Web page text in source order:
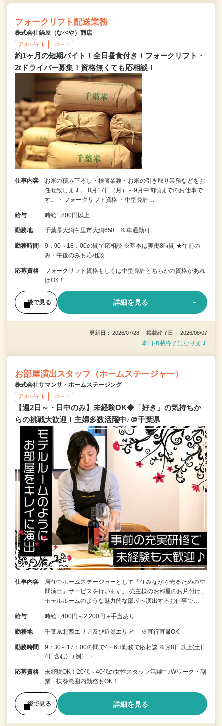
フォークリフト配送業務
株式会社鍋屋（なべや）商店
アルバイト パート
約1ヶ月の短期バイト！全日昼食付き！フォークリフト・
2tドライバー募集！資格無くても応相談！
仕事内容
お米の積み下ろし・検査業務・お米の引き取り業務などをお
任せ致します。 8月17日（月）～9月中旬頃までのお仕事で
す。 ・フォークリフト資格 ・中型免許…
給与 時給1,800円以上
勤務地 千葉県大網白里市大網650 ※車通勤可
勤務時間
9：00～18：00の間で応相談 ※基本は実働8時間 ★午前の
み・午後のみも応相談…
応募資格
フォークリフト資格もしくは中型免許どちらかの資格があれ
ばOK！
後で見る 詳細を見る
更新日： 2026/07/28 掲載終了日： 2026/08/07
本日掲載終了になります
お部屋演出スタッフ（ホームステージャー）
株式会社サマンサ・ホームステージング
アルバイト パート
【週2日～・日中のみ】未経験OK◆「好き」の気持ちか
らの挑戦大歓迎！主婦多数活躍中♪＠千葉県
仕事内容
居住中ホームステージャーとして「住みながら売るための空
間演出」サービスを行います。 売主様のお部屋のお片付け、
モデルルームのような魅力的な部屋へ演出するお仕事で…
給与 時給1,400円～2,200円＋手当あり
勤務地 千葉県北西エリア及び近郊エリア ※直行直帰OK
勤務時間
9：30～17：00の間で4～6H勤務で応相談 ※月8日以上(土日
4日含む) （例） ・…
応募資格
未経験OK！20代～40代の女性スタッフ活躍中♪Wワーク・副
業・扶養範囲内勤務もOK！
後で見る 詳細を見る